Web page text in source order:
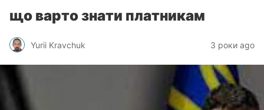
що варто знати платникам
Yurii Kravchuk 3 роки ago